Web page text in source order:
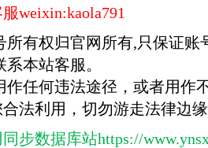
weixin:kaola791
所有权归官网所有,只保证
系本站客服。
作任何违法途径，或者用作
合法利用，切勿游走法律边
步数据库站https://